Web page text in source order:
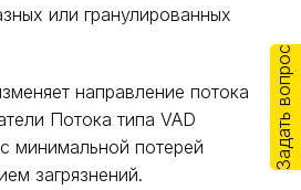
или гранулированных
направление потока
Потока типа VAD
минимальной потерей
загрязнений.
Задать вопрос